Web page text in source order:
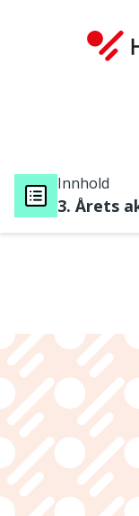
Innhold
3. Årets